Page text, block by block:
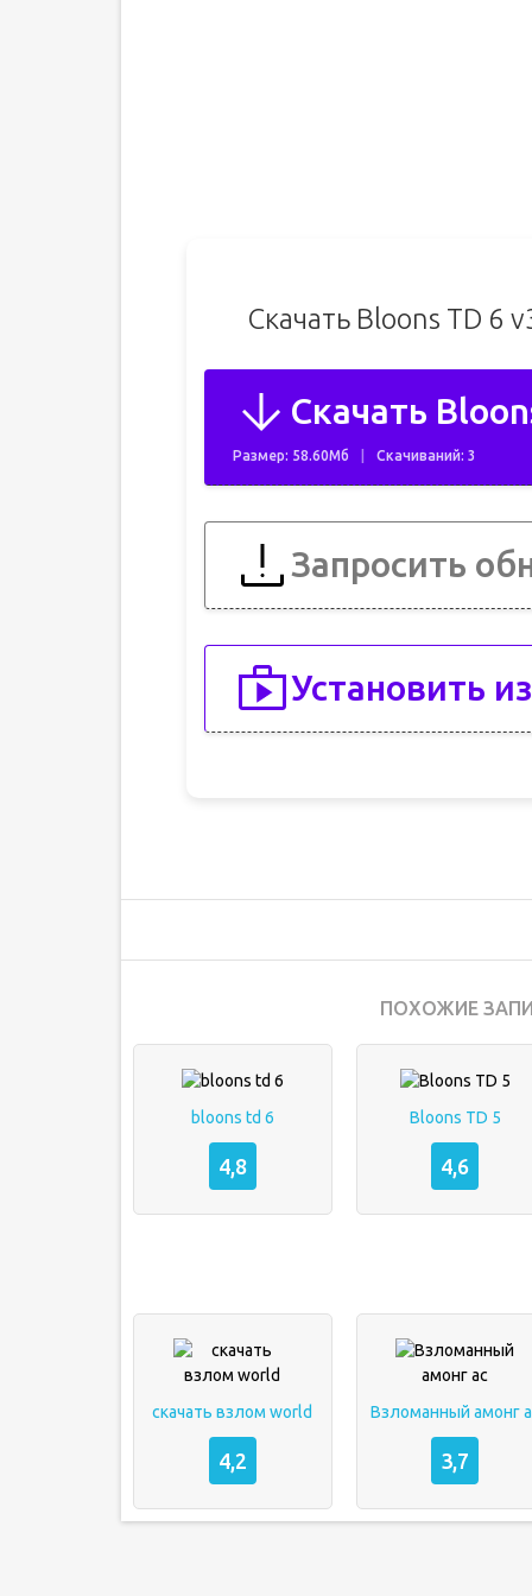
Скачать Bloons TD 6
Скачать
Размер: 58.60Мб Скачиваний: 3
Запросить
Установить
ПОХОЖИЕ
bloons td 6
4,8
Bloons TD 5
4,6
скачать взлом world
4,2
Взломанный амонг
3,7